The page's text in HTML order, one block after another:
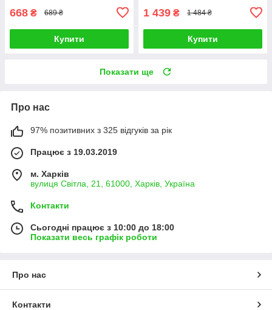
668 ₴ 689 ₴
Купити
1 439 ₴ 1 484 ₴
Купити
Показати ще
Про нас
97% позитивних з 325 відгуків за рік
Працює з 19.03.2019
м. Харків
вулиця Світла, 21, 61000, Харків, Україна
Контакти
Сьогодні працює з 10:00 до 18:00
Показати весь графік роботи
Про нас
Контакти